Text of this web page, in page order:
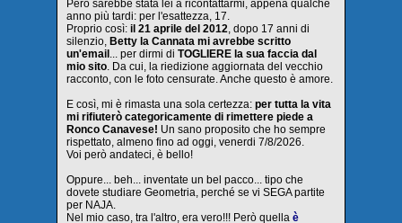
Però sarebbe stata lei a ricontattarmi, appena qualche
anno più tardi: per l'esattezza, 17.
Proprio così: il 21 aprile del 2012, dopo 17 anni di
silenzio, Betty la Cannata mi avrebbe scritto
un'email ... per dirmi di TOGLIERE la sua faccia dal
mio sito. Da cui, la riedizione aggiornata del vecchio
racconto, con le foto censurate. Anche questo è amore.
E così, mi è rimasta una sola certezza: per tutta la vita
mi rifiuterò categoricamente di rimettere piede a
Ronco Canavese! Un sano proposito che ho sempre
rispettato, almeno fino ad oggi, venerdi 7/8/2026.
Voi però andateci, è bello!
Oppure... beh... inventate un bel pacco... tipo che
dovete studiare Geometria, perché se vi SEGA partite
per NAJA.
Nel mio caso, tra l'altro, era vero!!! Però quella è